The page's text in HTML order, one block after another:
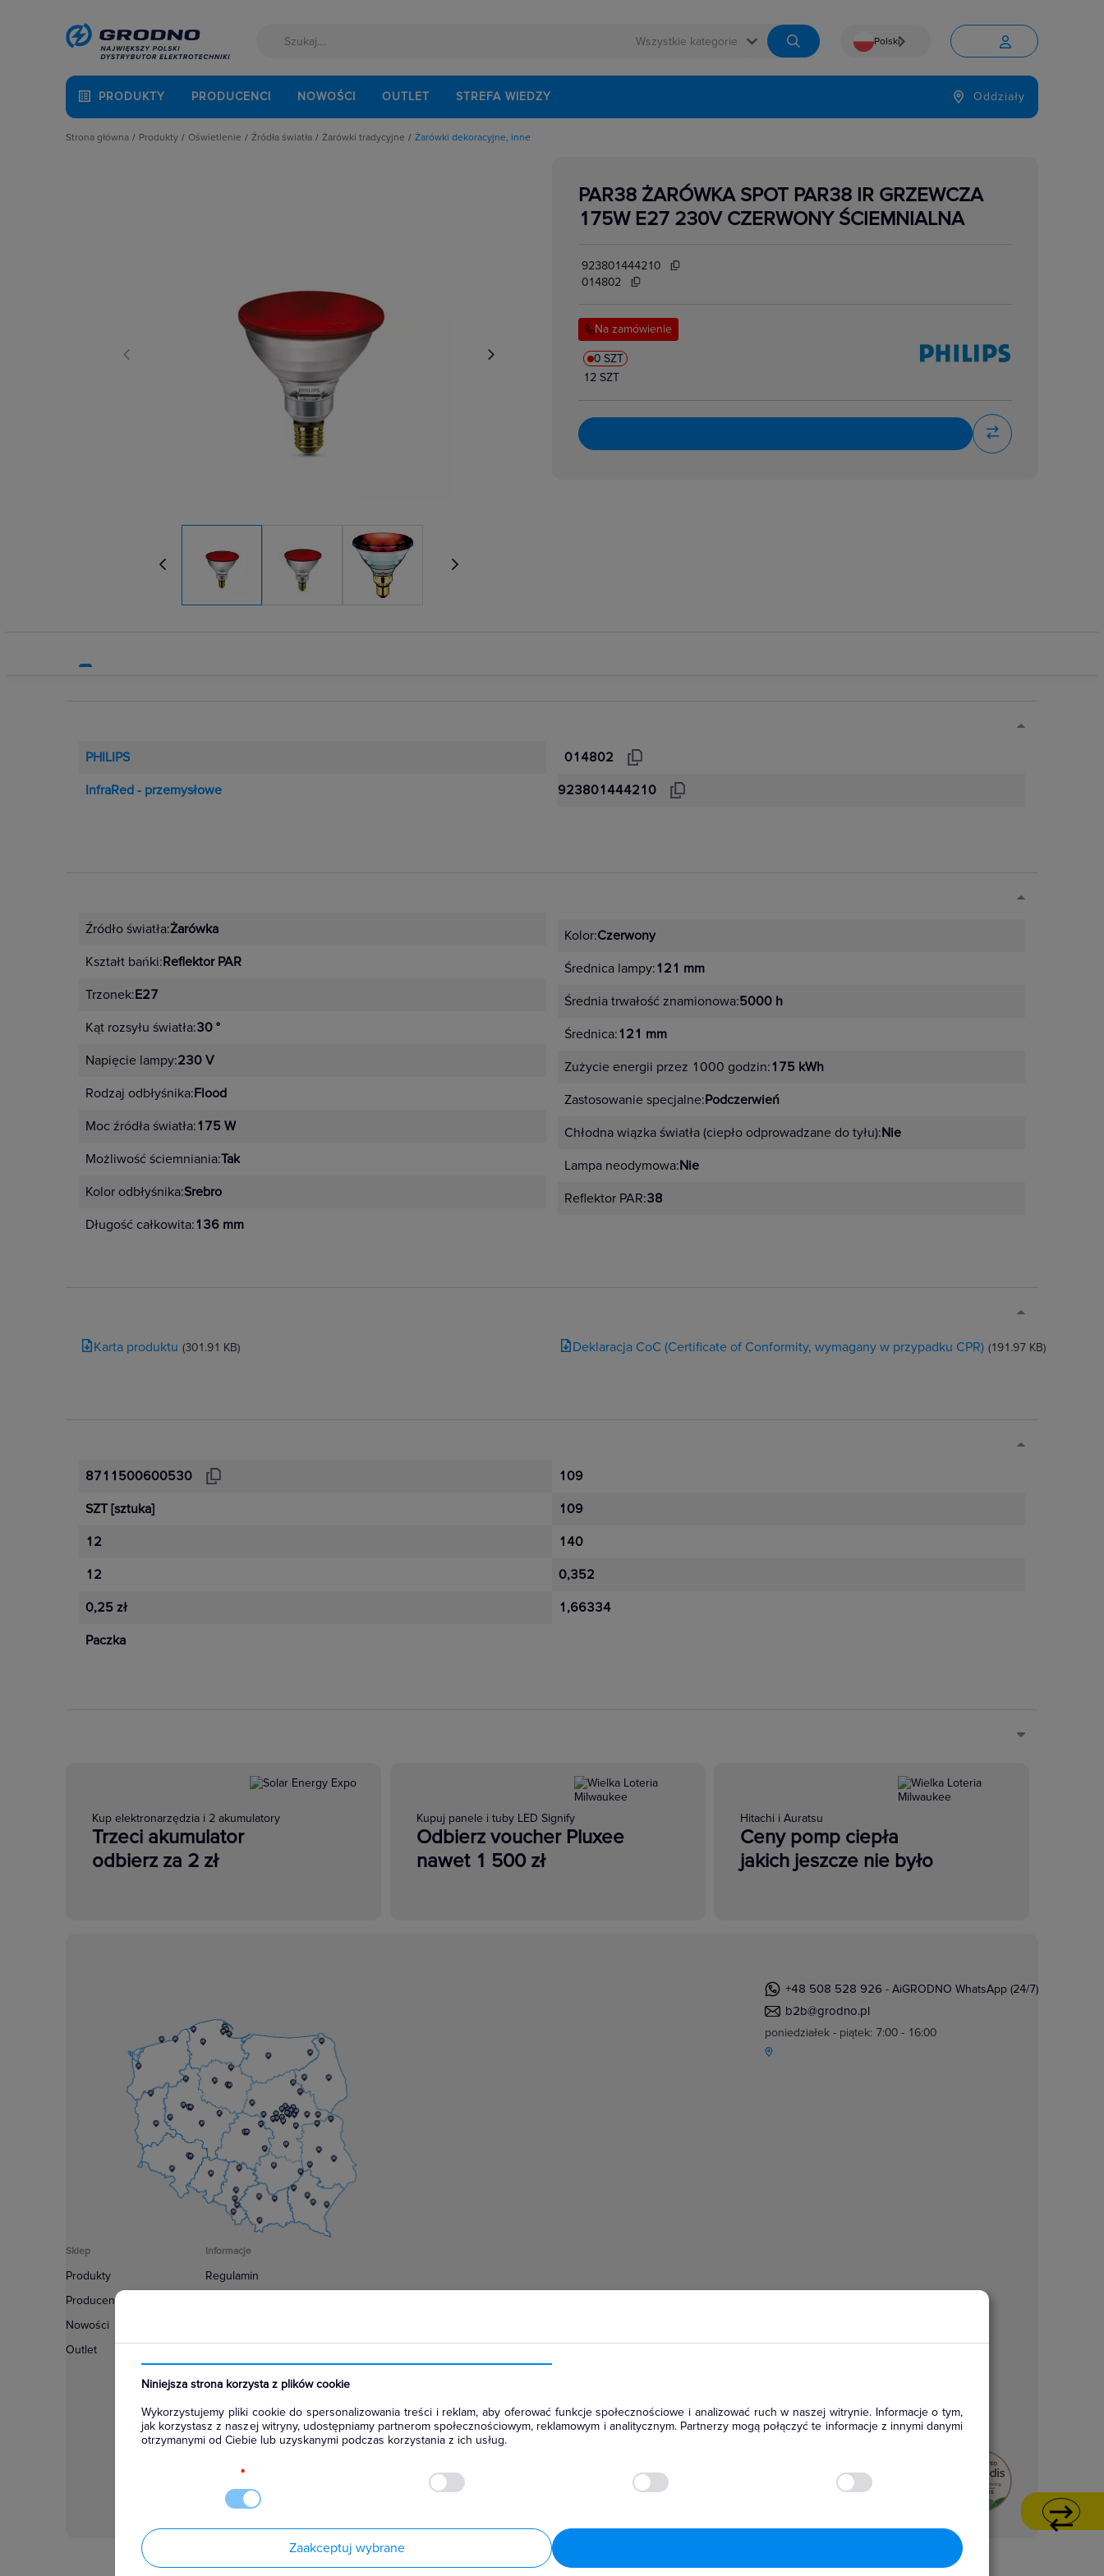
 Polski
Język

PRODUKTY PRODUCENCI NOWOŚCI OUTLET STREFA WIEDZY Oddziały
Niniejsza strona korzysta z plików cookie
Wykorzystujemy pliki cookie do spersonalizowania treści i reklam, aby oferować funkcje społecznościowe i analizować ruch w naszej witrynie. Informacje o tym,
jak korzystasz z naszej witryny, udostępniamy partnerom społecznościowym, reklamowym i analitycznym. Partnerzy mogą połączyć te informacje z innymi danymi
otrzymanymi od Ciebie lub uzyskanymi podczas korzystania z ich usług.
*
Zaakceptuj wybrane
Strona główna
Produkty
Osprzęt siłowy, przenośny
Rozdzielnice i obudowy
Oświetlenie
Źródła światła
Żarówki tradycyjne
Żarówki dekoracyjne, inne
PAR38 ŻARÓWKA SPOT PAR38 IR GRZEWCZA
175W E27 230V CZERWONY ŚCIEMNIALNA
923801444210
014802
Na zamówienie
0 SZT
12 SZT
PHILIPS
014802
InfraRed - przemysłowe
923801444210
Źródło światła:Żarówka
Kształt bańki:Reflektor PAR
Trzonek:E27
Kąt rozsyłu światła:30 °
Napięcie lampy:230 V
Rodzaj odbłyśnika:Flood
Moc źródła światła:175 W
Możliwość ściemniania:Tak
Kolor odbłyśnika:Srebro
Długość całkowita:136 mm
Kolor:Czerwony
Średnica lampy:121 mm
Średnia trwałość znamionowa:5000 h
Średnica:121 mm
Zużycie energii przez 1000 godzin:175 kWh
Zastosowanie specjalne:Podczerwień
Chłodna wiązka światła (ciepło odprowadzane do tyłu):Nie
Lampa neodymowa:Nie
Reflektor PAR:38
Karta produktu (301.91 KB) Deklaracja CoC (Certificate of Conformity, wymagany w przypadku CPR) (191.97 KB)
8711500600530
SZT [sztuka]
12
12
0,25 zł
Paczka
109
109
140
0,352
1,66334
Kup elektronarzędzia i 2 akumulatory
Trzeci akumulator
odbierz za 2 zł
Kupuj panele i tuby LED Signify
Odbierz voucher Pluxee
nawet 1 500 zł
Hitachi i Auratsu
Ceny pomp ciepła
jakich jeszcze nie było
+48 508 528 926 - AiGRODNO WhatsApp (24/7)
b2b@grodno.pl
poniedziałek - piątek: 7:00 - 16:00
Sklep
Produkty
Producenci
Nowości
Outlet
Informacje
Regulamin
Konfiguratory
Najczęściej zadawane pytania